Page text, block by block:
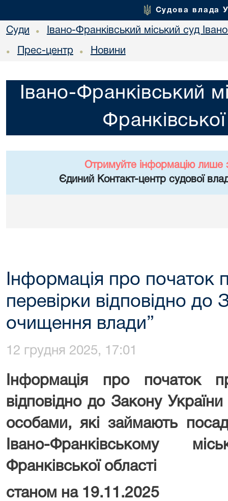
Судова влада
Суди • Івано-Франківський міський суд
• Прес-центр • Новини
Івано-Франківський
Отримуйте інформацію лише
Єдиний Контакт-центр судової
Інформація про початок
перевірки відповідно до
очищення влади”
12 грудня 2025, 17:01
Інформація про початок
відповідно до Закону
особами, які займають
Івано-Франківському
Франківської області
станом на 19.11.2025